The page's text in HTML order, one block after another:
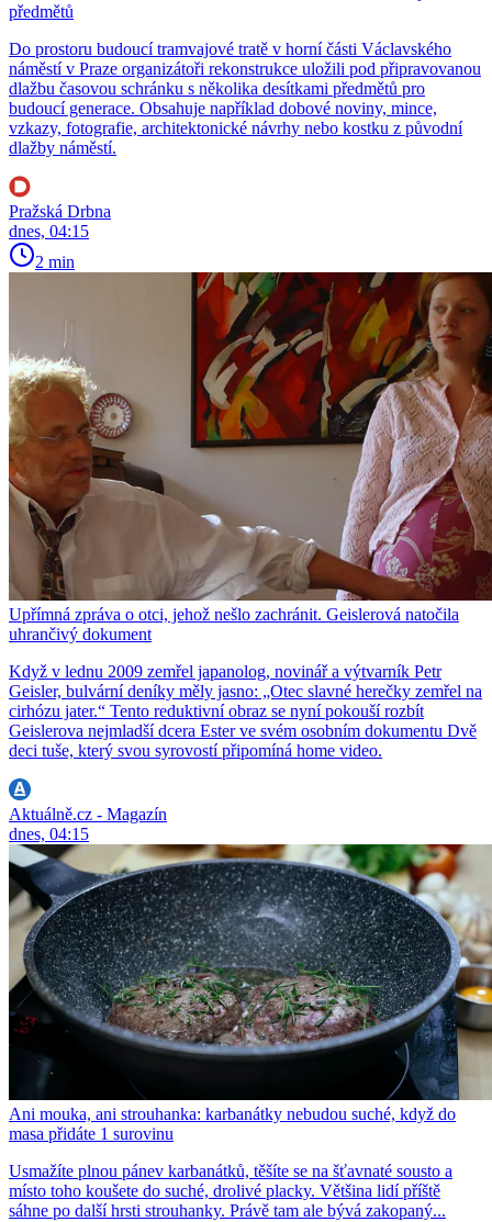
předmětů
Do prostoru budoucí tramvajové tratě v horní části Václavského
náměstí v Praze organizátoři rekonstrukce uložili pod připravovanou
dlažbu časovou schránku s několika desítkami předmětů pro
budoucí generace. Obsahuje například dobové noviny, mince,
vzkazy, fotografie, architektonické návrhy nebo kostku z původní
dlažby náměstí.
Pražská Drbna
dnes, 04:15
2 min
Upřímná zpráva o otci, jehož nešlo zachránit. Geislerová natočila
uhrančivý dokument
Když v lednu 2009 zemřel japanolog, novinář a výtvarník Petr
Geisler, bulvární deníky měly jasno: „Otec slavné herečky zemřel na
cirhózu jater.“ Tento reduktivní obraz se nyní pokouší rozbít
Geislerova nejmladší dcera Ester ve svém osobním dokumentu Dvě
deci tuše, který svou syrovostí připomíná home video.
Aktuálně.cz - Magazín
dnes, 04:15
Ani mouka, ani strouhanka: karbanátky nebudou suché, když do
masa přidáte 1 surovinu
Usmažíte plnou pánev karbanátků, těšíte se na šťavnaté sousto a
místo toho koušete do suché, drolivé placky. Většina lidí příště
sáhne po další hrsti strouhanky. Právě tam ale bývá zakopaný...